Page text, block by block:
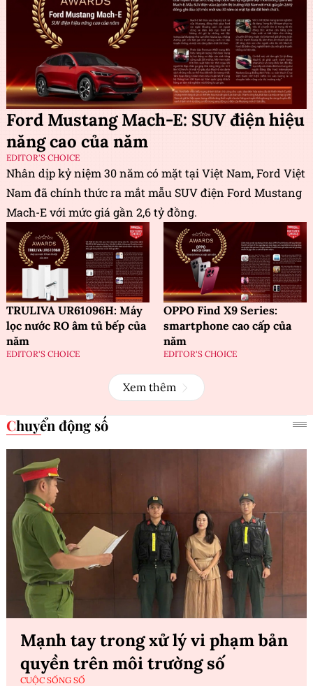
Ford Mustang Mach-E: SUV điện hiệu
năng cao của năm
EDITOR'S CHOICE
Nhân dịp kỷ niệm 30 năm có mặt tại Việt Nam, Ford Việt
Nam đã chính thức ra mắt mẫu SUV điện Ford Mustang
Mach-E với mức giá gần 2,6 tỷ đồng.
TRULIVA UR61096H: Máy
lọc nước RO âm tủ bếp của
năm
EDITOR'S CHOICE
OPPO Find X9 Series:
smartphone cao cấp của
năm
EDITOR'S CHOICE
Xem thêm
Chuyển động số
Mạnh tay trong xử lý vi phạm bản
quyền trên môi trường số
CUỘC SỐNG SỐ